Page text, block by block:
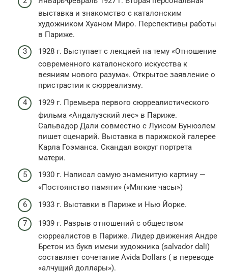
выставка и знакомство с каталонским
художником Хуаном Миро. Перспективы работы
в Париже.
1928 г. Выступает с лекцией на тему «Отношение
современного каталонского искусства к
веяниям нового разума». Открытое заявление о
пристрастии к сюрреализму.
1929 г. Премьера первого сюрреалистического
фильма «Андалузский лес» в Париже.
Сальвадор Дали совместно с Луисом Бунюэлем
пишет сценарий. Выставка в парижской галерее
Карла Гоэманса. Скандал вокруг портрета
матери.
1930 г. Написал самую знаменитую картину —
«Постоянство памяти» («Мягкие часы»)
1933 г. Выставки в Париже и Нью Йорке.
1939 г. Разрыв отношений с обществом
сюрреалистов в Париже. Лидер движения Андре
Бретон из букв имени художника (salvador dali)
составляет сочетание Avida Dollars ( в переводе
«алчущий доллары»).